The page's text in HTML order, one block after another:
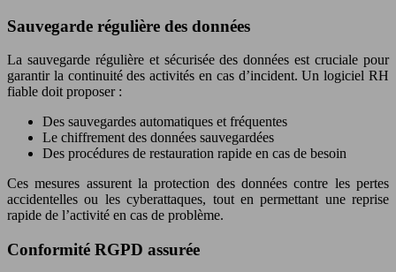
Sauvegarde régulière des données
La sauvegarde régulière et sécurisée des données est cruciale pour
garantir la continuité des activités en cas d’incident. Un logiciel RH
fiable doit proposer :
Des sauvegardes automatiques et fréquentes
Le chiffrement des données sauvegardées
Des procédures de restauration rapide en cas de besoin
Ces mesures assurent la protection des données contre les pertes
accidentelles ou les cyberattaques, tout en permettant une reprise
rapide de l’activité en cas de problème.
Conformité RGPD assurée